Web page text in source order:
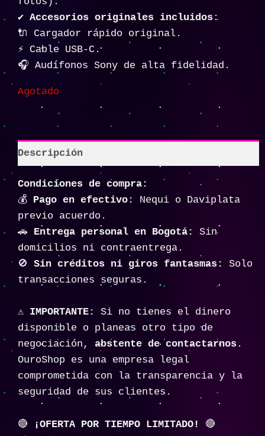
✔️ Accesorios originales incluidos :
🔌 Cargador rápido original.
⚡ Cable USB-C.
🎧 Audífonos Sony de alta fidelidad.
Agotado
Descripción
Condiciones de compra:
💰 Pago en efectivo:
Nequi o Daviplata
previo acuerdo.
🚗 Entrega personal en Bogotá:
Sin
domicilios ni contraentrega.
🚫 Sin créditos ni giros fantasmas:
Solo
transacciones seguras.
⚠️ IMPORTANTE:
Si no tienes el dinero
disponible o planeas otro tipo de
negociación, abstente de contactarnos .
OuroShop es una empresa legal
comprometida con la transparencia y la
seguridad de sus clientes.
🔴 ¡OFERTA POR TIEMPO LIMITADO!
🔴